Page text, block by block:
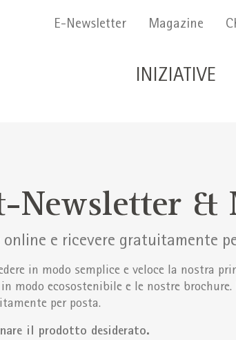
Menu Secondario
E-Newsletter Magazine
INIZIATIVE
Newsletter &
online e ricevere gratuitamente
in modo semplice e veloce la nostra
modo ecosostenibile e le nostre
per posta.
il prodotto desiderato.